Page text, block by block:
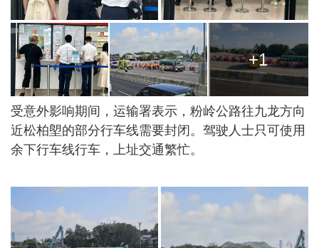
+1
受意外影响期间，运输署表示，粉岭公路往九龙方向
近松柏塱的部分行车线需要封闭。驾驶人士只可使用
余下行车线行车，上址交通繁忙。